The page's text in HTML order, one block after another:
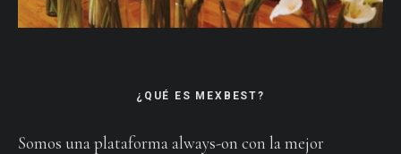
¿QUÉ ES MEXBEST?
Somos una plataforma always-on con la mejor